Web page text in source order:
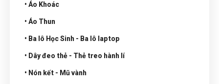
• Áo Khoác
• Áo Thun
• Ba lô Học Sinh - Ba lô laptop
• Dây đeo thẻ - Thẻ treo hành lí
• Nón kết - Mũ vành